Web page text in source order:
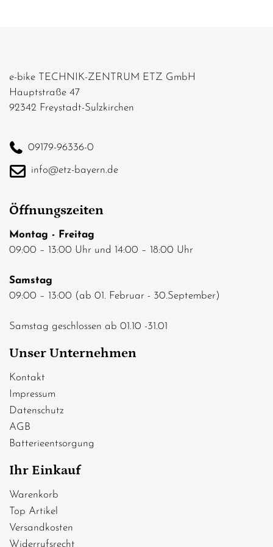
e-bike TECHNIK-ZENTRUM ETZ GmbH
Hauptstraße 47
92342 Freystadt-Sulzkirchen
09179-96336-0
info@etz-bayern.de
Öffnungszeiten
Montag - Freitag
09:00 – 13:00 Uhr und 14:00 – 18:00 Uhr
Samstag
09:00 – 13:00 (ab 01. Februar - 30.September)
Samstag geschlossen ab 01.10 -31.01
Unser Unternehmen
Kontakt
Impressum
Datenschutz
AGB
Batterieentsorgung
Ihr Einkauf
Warenkorb
Top Artikel
Versandkosten
Widerrufsrecht